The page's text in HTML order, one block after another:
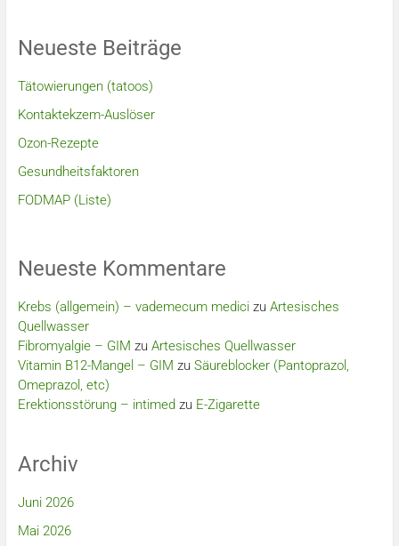
Neueste Beiträge
Tätowierungen (tatoos)
Kontaktekzem-Auslöser
Ozon-Rezepte
Gesundheitsfaktoren
FODMAP (Liste)
Neueste Kommentare
Krebs (allgemein) – vademecum medicizu Artesisches
Quellwasser
Fibromyalgie – GIM zu Artesisches Quellwasser
Vitamin B12-Mangel – GIM zu Säureblocker (Pantoprazol,
Omeprazol, etc)
Erektionsstörung – intimed zu E-Zigarette
Archiv
Juni 2026
Mai 2026